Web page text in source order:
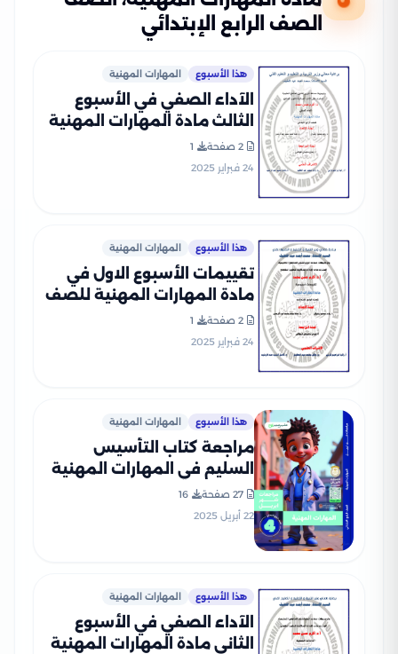
الصف الرابع الإبتدائي
هذا الأسبوع المهارات المهنية
الآداء الصفي في الأسبوع
الثالث مادة المهارات المهنية
للصف الرابع الإبتدائي الترم
الثاني 2025 بصيغة PDF
2 صفحة
1
24 فبراير 2025
هذا الأسبوع المهارات المهنية
تقييمات الأسبوع الاول في
مادة المهارات المهنية للصف
الرابع الإبتدائي الترم الثاني
2025 بصيغة PDF
2 صفحة
1
24 فبراير 2025
هذا الأسبوع المهارات المهنية
مراجعة كتاب التأسيس
السليم في المهارات المهنية
لرابعة ابتدائي على مقرر شهر
أبريل 2025 بصيغة PDF
27 صفحة
16
22 أبريل 2025
هذا الأسبوع المهارات المهنية
الآداء الصفي في الأسبوع
الثاني مادة المهارات المهنية